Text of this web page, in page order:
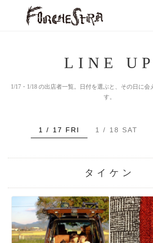
LINE UP
1/17・1/18 の出店者一覧。日付を選ぶと、その日に会
す。
1 / 17 FRI 1 / 18 SAT
タイケン